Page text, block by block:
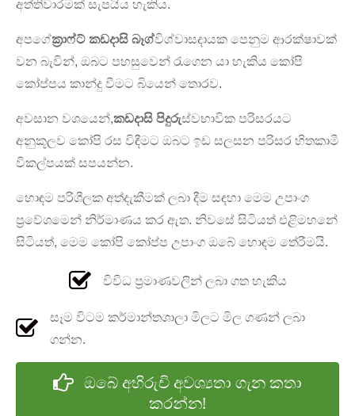
අත්තිවාරමක් සැපයිය හැකිය.
අපගේක්‍රාෆ්ට් කඩදාසි බෑග්විශ්වාසදායක පෙනුම ආරක්ෂාවක්
වන බැවින්, ඔබට පහසුවෙන් රැගෙන යා හැකිය කෝපි
කෝප්පය කාන්දු වීමට බියෙන් තොරව.
අවසාන වශයෙන්,කඩදාසි පිදුරුස්වභාවික පරිසරයට
අනුකූලව කෝපි රස විඳීමට ඔබට ඉඩ සලසන පරිසර හිතකාමී
විකල්පයක් සපයන්න.
හොඳම පරිශීලක අත්දැකීමක් ලබා දීම සඳහා මෙම උපාංග
ප්‍රවේශමෙන් නිර්මාණය කර ඇත. නිවසේ සිටියත් එළිමහනේ
සිටියත්, මෙම කෝපි කෝප්ප උපාංග ඔබේ හොඳම තේරීමයි.
විවිධ ප්‍රමාණවලින් ලබා ගත හැකිය
සෑම විටම කර්මාන්තශාලා මිලට මිල ගණන් ලබා
ගන්න.
ඔබේ අභිරුචි අවශ්‍යතා ගැන කතා
කරන්න!